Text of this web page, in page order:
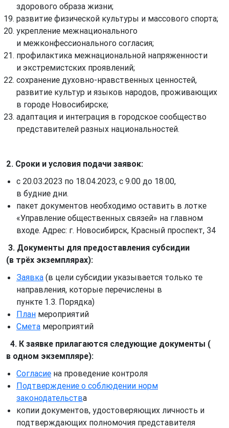
здорового образа жизни;
развитие физической культуры и массового спорта;
укрепление межнационального
и межконфессионального согласия;
профилактика межнациональной напряженности
и экстремистских проявлений;
сохранение духовно-нравственных ценностей,
развитие культур и языков народов, проживающих
в городе Новосибирске;
адаптация и интеграция в городское сообщество
представителей разных национальностей.
2. Сроки и условия подачи заявок:
с 20.03.2023 по 18.04.2023, с 9.00 до 18.00,
в будние дни.
пакет документов необходимо оставить в лотке
«Управление общественных связей» на главном
входе. Адрес: г. Новосибирск, Красный проспект, 34
3. Документы для предоставления субсидии
(в трёх экземплярах):
Заявка (в цели субсидии указывается только те
направления, которые перечислены в
пункте 1.3. Порядка)
План мероприятий
Смета мероприятий
4. К заявке прилагаются следующие документы (
в одном экземпляре):
Согласие на проведение контроля
Подтверждение о соблюдении норм
законодательства
копии документов, удостоверяющих личность и
подтверждающих полномочия представителя